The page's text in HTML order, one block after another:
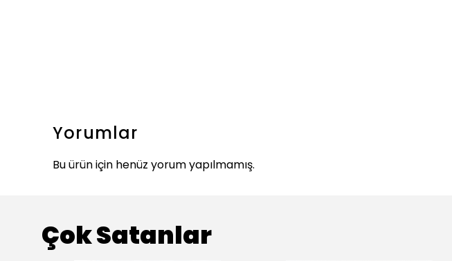
Yorumlar
Bu ürün için henüz yorum yapılmamış.
Çok Satanlar